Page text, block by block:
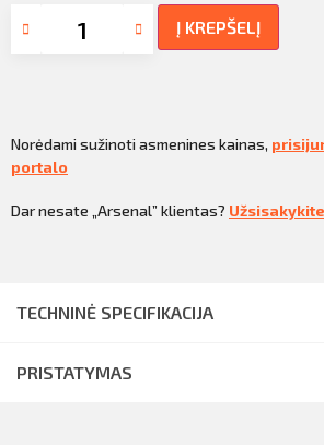
Į KREPŠELĮ
Norėdami sužinoti asmenines kainas,
portalo
Dar nesate „Arsenal” klientas?
TECHNINĖ SPECIFIKACIJA
PRISTATYMAS